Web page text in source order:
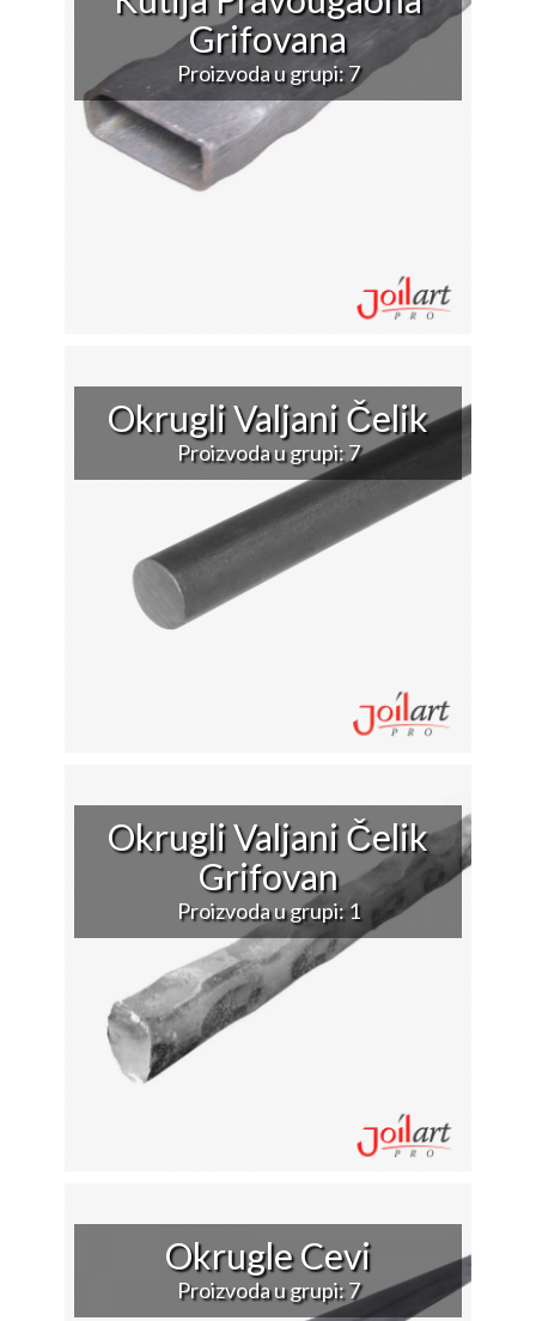
Grifovana
Proizvoda u grupi: 7
Okrugli Valjani Čelik
Proizvoda u grupi: 7
Okrugli Valjani Čelik
Grifovan
Proizvoda u grupi: 1
Okrugle Cevi
Proizvoda u grupi: 7